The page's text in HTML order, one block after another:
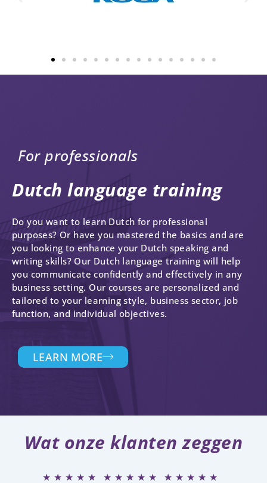
For professionals
Dutch language training
Do you want to learn Dutch for professional
purposes? Or have you mastered the basics and are
you looking to enhance your Dutch speaking and
writing skills? Our Dutch language training will help
you communicate confidently and effectively in any
business setting. Our courses are personalized and
tailored to your learning style, business sector, job
function, and individual objectives.
LEARN MORE
Wat onze klanten zeggen
★ ★ ★ ★ ★W★ ★ ★ ★ ★W★ ★ ★ ★ ★